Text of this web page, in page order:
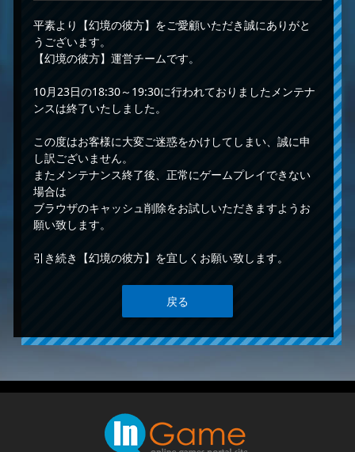
平素より【幻境の彼方】をご愛顧いただき誠にありがと
うございます。
【幻境の彼方】運営チームです。
10月23日の18:30～19:30に行われておりましたメンテナ
ンスは終了いたしました。
この度はお客様に大変ご迷惑をかけしてしまい、誠に申
し訳ございません。
またメンテナンス終了後、正常にゲームプレイできない
場合は
ブラウザのキャッシュ削除をお試しいただきますようお
願い致します。
引き続き【幻境の彼方】を宜しくお願い致します。
戻る